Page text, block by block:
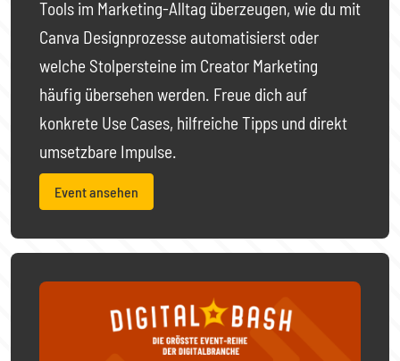
Tools im Marketing-Alltag überzeugen, wie du mit
Canva Designprozesse automatisierst oder
welche Stolpersteine im Creator Marketing
häufig übersehen werden. Freue dich auf
konkrete Use Cases, hilfreiche Tipps und direkt
umsetzbare Impulse.
Event ansehen